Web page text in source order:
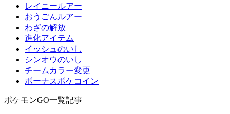
レイニールアー
おうごんルアー
わざの解放
進化アイテム
イッシュのいし
シンオウのいし
チームカラー変更
ボーナスポケコイン
ポケモンGO一覧記事